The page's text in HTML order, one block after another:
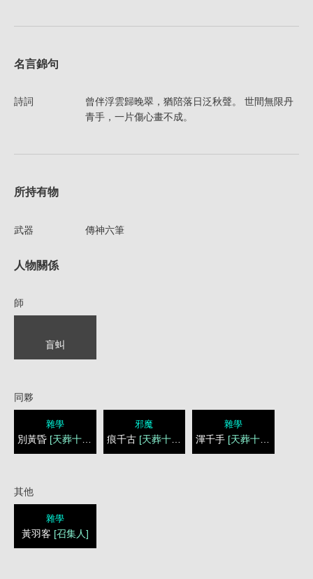
名言錦句
詩詞
曾伴浮雲歸晚翠，猶陪落日泛秋聲。 世間無限丹
青手，一片傷心畫不成。
所持有物
武器 傳神六筆
人物關係
師
盲虯
同夥
雜學
別黃昏 [天葬十三刀]
邪魔
痕千古 [天葬十三刀]
雜學
渾千手 [天葬十三刀]
其他
雜學
黃羽客 [召集人]